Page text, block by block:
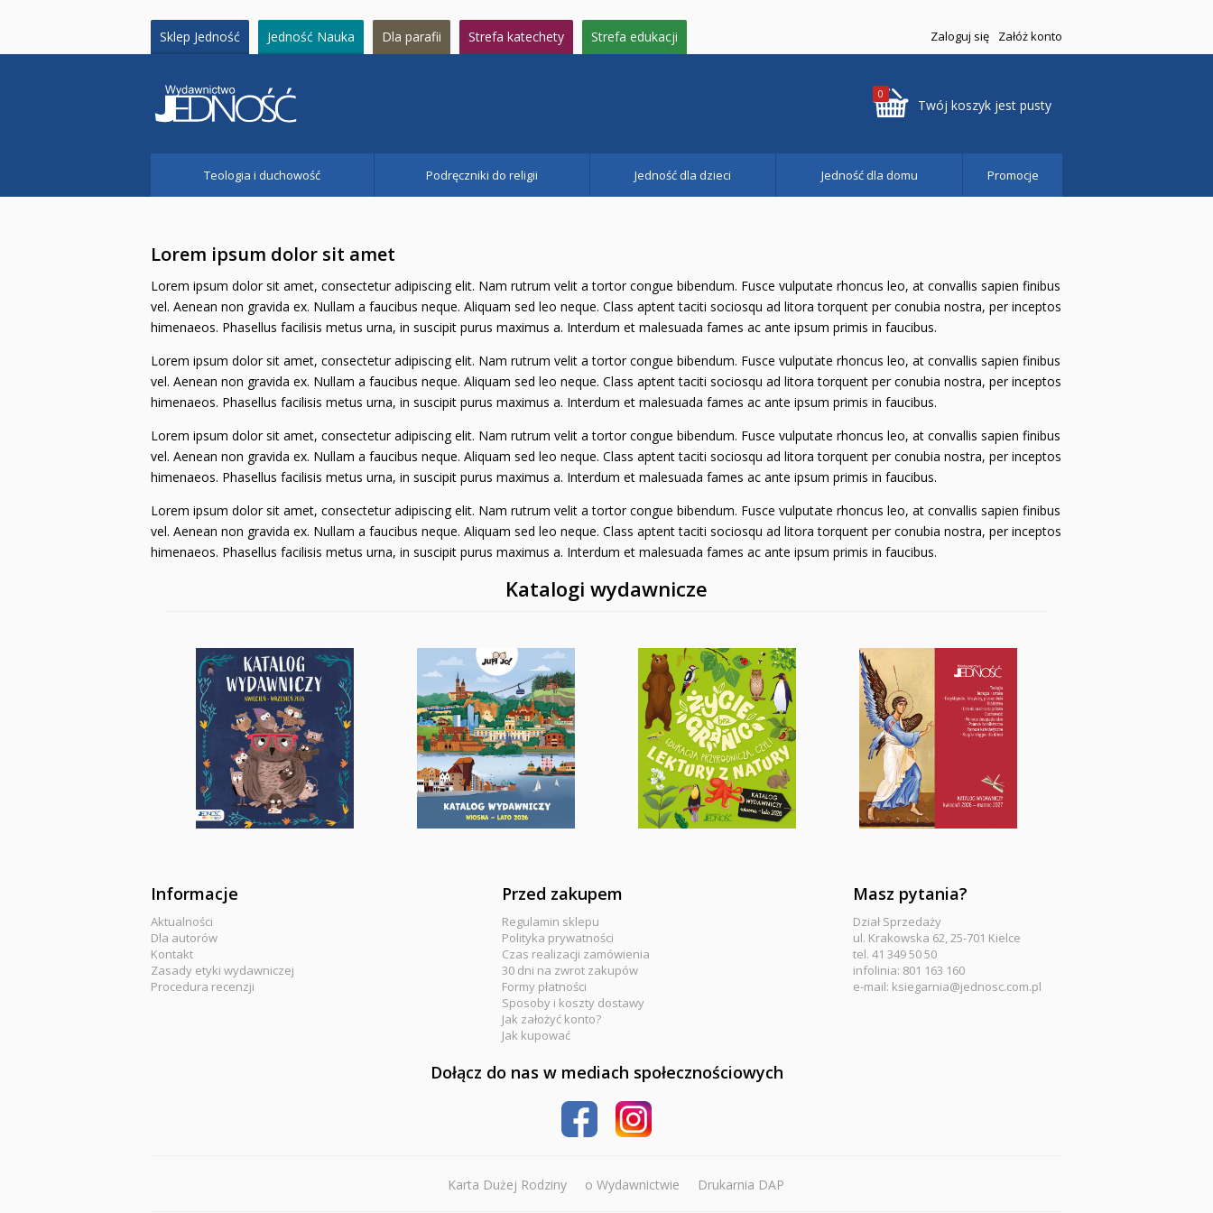
Sklep Jedność Jedność Nauka Dla parafii Strefa katechety Strefa edukacji Zaloguj się Załóż konto
0
Twój koszyk jest pusty
Teologia i duchowość Podręczniki do religii Jedność dla dzieci Jedność dla domu Promocje
Lorem ipsum dolor sit amet
Lorem ipsum dolor sit amet, consectetur adipiscing elit. Nam rutrum velit a tortor congue bibendum. Fusce vulputate rhoncus leo, at convallis sapien finibus
vel. Aenean non gravida ex. Nullam a faucibus neque. Aliquam sed leo neque. Class aptent taciti sociosqu ad litora torquent per conubia nostra, per inceptos
himenaeos. Phasellus facilisis metus urna, in suscipit purus maximus a. Interdum et malesuada fames ac ante ipsum primis in faucibus.
Lorem ipsum dolor sit amet, consectetur adipiscing elit. Nam rutrum velit a tortor congue bibendum. Fusce vulputate rhoncus leo, at convallis sapien finibus
vel. Aenean non gravida ex. Nullam a faucibus neque. Aliquam sed leo neque. Class aptent taciti sociosqu ad litora torquent per conubia nostra, per inceptos
himenaeos. Phasellus facilisis metus urna, in suscipit purus maximus a. Interdum et malesuada fames ac ante ipsum primis in faucibus.
Lorem ipsum dolor sit amet, consectetur adipiscing elit. Nam rutrum velit a tortor congue bibendum. Fusce vulputate rhoncus leo, at convallis sapien finibus
vel. Aenean non gravida ex. Nullam a faucibus neque. Aliquam sed leo neque. Class aptent taciti sociosqu ad litora torquent per conubia nostra, per inceptos
himenaeos. Phasellus facilisis metus urna, in suscipit purus maximus a. Interdum et malesuada fames ac ante ipsum primis in faucibus.
Lorem ipsum dolor sit amet, consectetur adipiscing elit. Nam rutrum velit a tortor congue bibendum. Fusce vulputate rhoncus leo, at convallis sapien finibus
vel. Aenean non gravida ex. Nullam a faucibus neque. Aliquam sed leo neque. Class aptent taciti sociosqu ad litora torquent per conubia nostra, per inceptos
himenaeos. Phasellus facilisis metus urna, in suscipit purus maximus a. Interdum et malesuada fames ac ante ipsum primis in faucibus.
Katalogi wydawnicze
Informacje
Aktualności
Dla autorów
Kontakt
Zasady etyki wydawniczej
Procedura recenzji
Przed zakupem
Regulamin sklepu
Polityka prywatności
Czas realizacji zamówienia
30 dni na zwrot zakupów
Formy płatności
Sposoby i koszty dostawy
Jak założyć konto?
Jak kupować
Masz pytania?
Dział Sprzedaży
ul. Krakowska 62, 25-701 Kielce
tel. 41 349 50 50
infolinia: 801 163 160
e-mail: ksiegarnia@jednosc.com.pl
Dołącz do nas w mediach społecznościowych
Karta Dużej Rodziny o Wydawnictwie Drukarnia DAP